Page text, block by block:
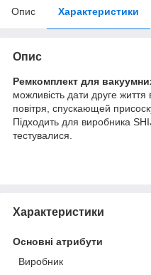
Опис Характеристики
Опис
Ремкомплект для
можливість дати друге
повітря, спускающей
Підходить для виробника
тестувалися.
Характеристики
Основні атрибути
Виробник